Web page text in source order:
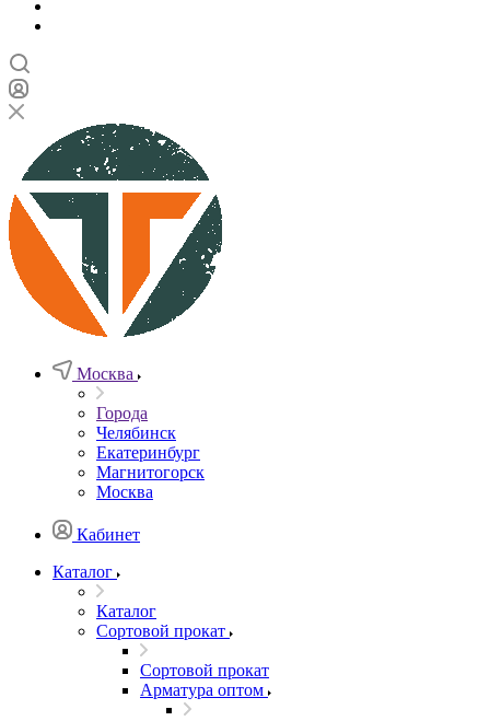
Москва
Города
Челябинск
Екатеринбург
Магнитогорск
Москва
Кабинет
Каталог
Каталог
Сортовой прокат
Сортовой прокат
Арматура оптом